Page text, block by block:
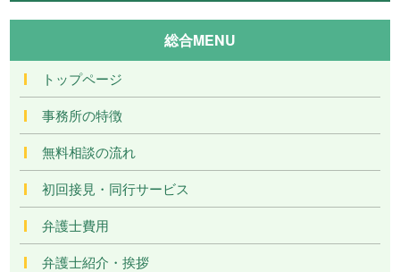
総合MENU
トップページ
事務所の特徴
無料相談の流れ
初回接見・同行サービス
弁護士費用
弁護士紹介・挨拶